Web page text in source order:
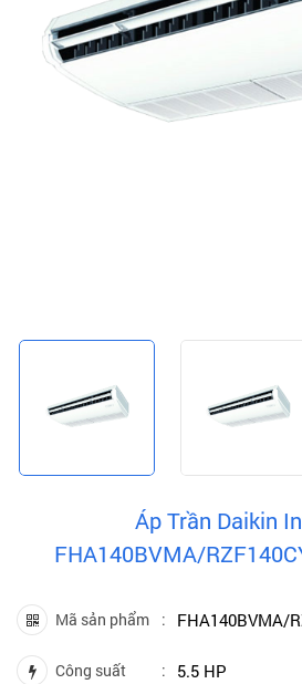
Áp Trần Daikin
FHA140BVMA/
Mã sản phẩm FHA140BVMA/
Công suất 5.5 HP